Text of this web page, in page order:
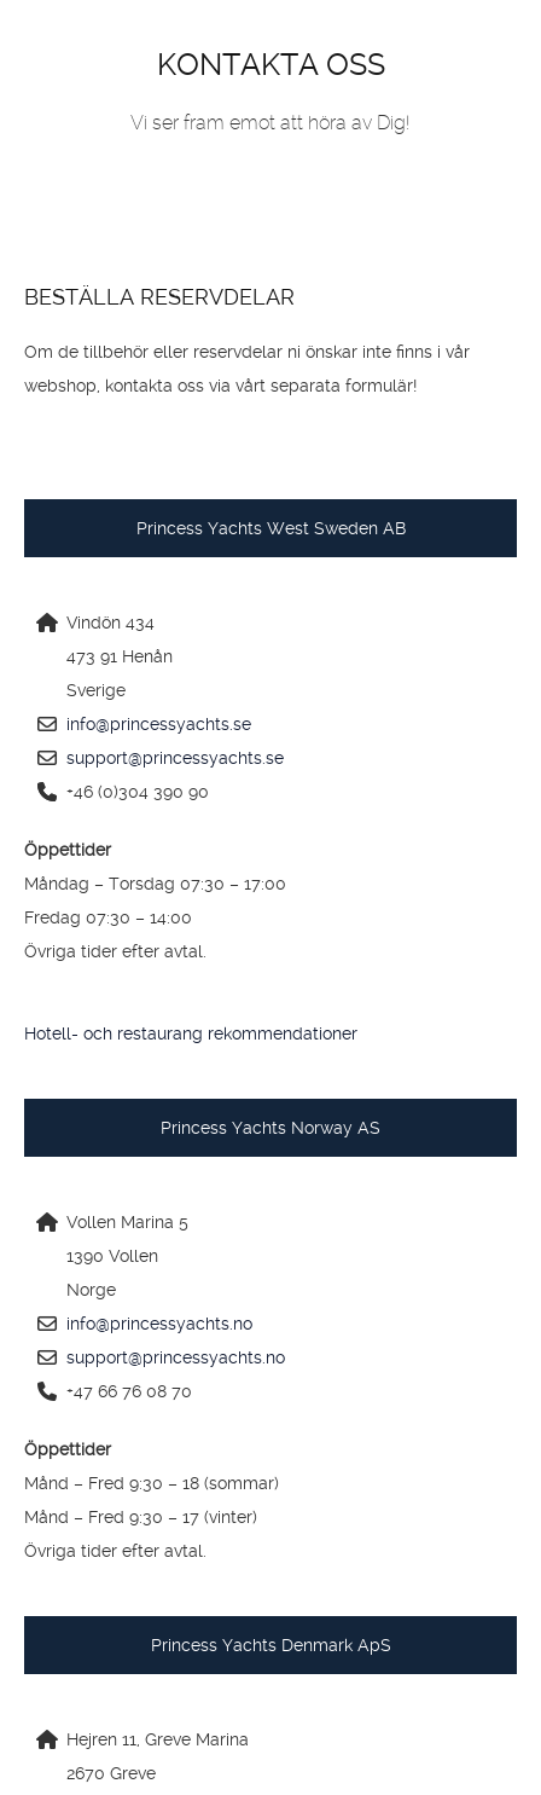
KONTAKTA OSS
Vi ser fram emot att höra av Dig!
BESTÄLLA RESERVDELAR
Om de tillbehör eller reservdelar ni önskar inte finns i vår
webshop, kontakta oss via vårt separata formulär!
Princess Yachts West Sweden AB
Vindön 434
473 91 Henån
Sverige
info@princessyachts.se
support@princessyachts.se
+46 (0)304 390 90
Öppettider
Måndag – Torsdag 07:30 – 17:00
Fredag 07:30 – 14:00
Övriga tider efter avtal.
Hotell- och restaurang rekommendationer
Princess Yachts Norway AS
Vollen Marina 5
1390 Vollen
Norge
info@princessyachts.no
support@princessyachts.no
+47 66 76 08 70
Öppettider
Månd – Fred 9:30 – 18 (sommar)
Månd – Fred 9:30 – 17 (vinter)
Övriga tider efter avtal.
Princess Yachts Denmark ApS
Hejren 11, Greve Marina
2670 Greve